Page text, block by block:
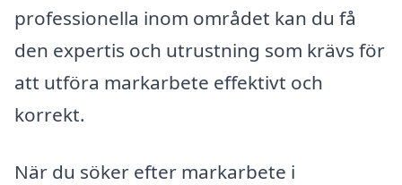
professionella inom området kan du få
den expertis och utrustning som krävs för
att utföra markarbete effektivt och
korrekt.
När du söker efter markarbete i